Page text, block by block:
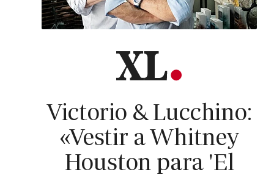
Victorio & Lucchino:
«Vestir a Whitney
Houston para 'El